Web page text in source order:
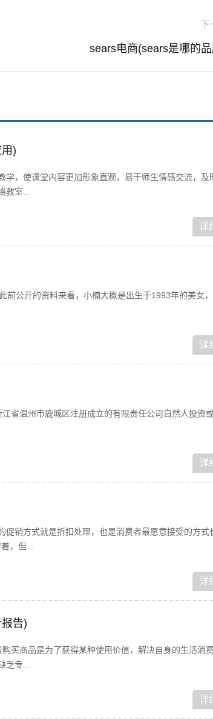
下
sears电商(sears是哪的
)
，使课堂内容更加形象直观，易于师生情感交流，及
室...
详
前公开的资料来看，小楠大概是出生于1993年的美女
详
省温州市鹿城区注册成立的有限责任公司自然人投资
详
促销方式就是折扣处理，也是消费者最愿意接受的方式
，但...
详
告)
买商品是为了获得某种使用价值，解决自身的生活消
专...
详